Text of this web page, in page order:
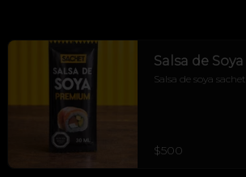
Salsa de Soya
Salsa de soya sachet
$500